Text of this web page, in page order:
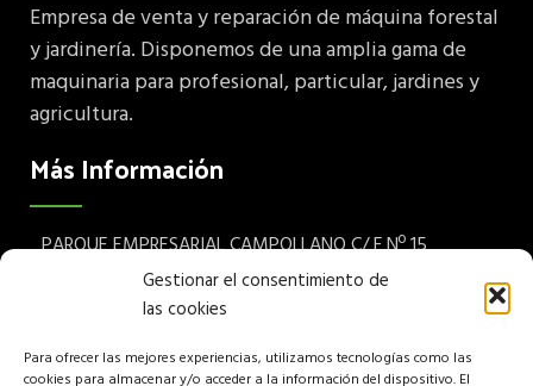
Gestionar el consentimiento de
las cookies
Para ofrecer las mejores experiencias, utilizamos tecnologías como las
cookies para almacenar y/o acceder a la información del dispositivo. El
Empresa de venta y reparación de máquina forestal
y jardinería. Disponemos de una amplia gama de
maquinaria para profesional, particular, jardines y
agricultura.
Más Información
PARQUE EMPRESARIAL CAMPOLLANO C/ F Nº 15
Albacete 02007 España
Teléfono: (+34) 967 24 68 72
Aviso legal